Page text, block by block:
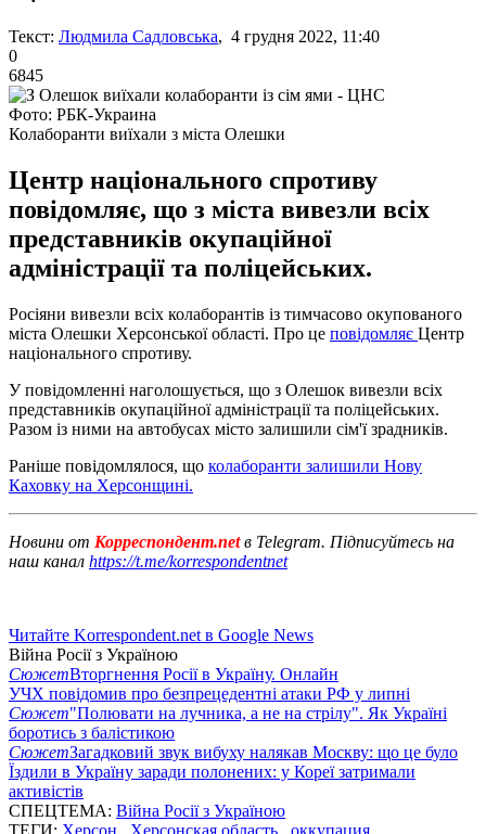
Текст: Людмила Садловська, 4 грудня 2022, 11:40
0
6845
Фото: РБК-Украина
Колаборанти виїхали з міста Олешки
Центр національного спротиву
повідомляє, що з міста вивезли всіх
представників окупаційної
адміністрації та поліцейських.
Росіяни вивезли всіх колаборантів із тимчасово окупованого
міста Олешки Херсонської області. Про це повідомляє Центр
національного спротиву.
У повідомленні наголошується, що з Олешок вивезли всіх
представників окупаційної адміністрації та поліцейських.
Разом із ними на автобусах місто залишили сім'ї зрадників.
Раніше повідомлялося, що колаборанти залишили Нову
Каховку на Херсонщині.
Новини от Корреспондент.netв Telegram. Підписуйтесь на
наш канал https://t.me/korrespondentnet
Читайте Korrespondent.net в Google News
Війна Росії з Україною
СюжетВторгнення Росії в Україну. Онлайн
УЧХ повідомив про безпрецедентні атаки РФ у липні
Сюжет"Полювати на лучника, а не на стрілу". Як Україні
боротись з балістикою
СюжетЗагадковий звук вибуху налякав Москву: що це було
Їздили в Україну заради полонених: у Кореї затримали
активістів
СПЕЦТЕМА: Війна Росії з Україною
ТЕГИ: Херсон, Херсонская область, оккупация